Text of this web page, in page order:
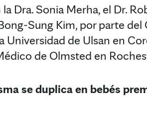
Dra. Sonia Merha, el Dr.
Sung Kim, por parte del
Universidad de Ulsan en
de Olmsted en
se duplica en bebés